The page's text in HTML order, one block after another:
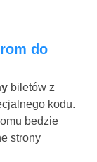
biletów z
kodu.
bedzie
strony